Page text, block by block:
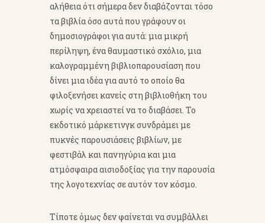
αλήθεια ότι σήμερα δεν διαβάζονται τόσο
τα βιβλία όσο αυτά που γράφουν οι
δημοσιογράφοι για αυτά: μια μικρή
περίληψη, ένα θαυμαστικό σχόλιο, μια
καλογραμμένη βιβλιοπαρουσίαση που
δίνει μια ιδέα για αυτό το οποίο θα
φιλοξενήσει κανείς στη βιβλιοθήκη του
χωρίς να χρειαστεί να το διαβάσει. Το
εκδοτικό μάρκετινγκ συνδράμει με
πυκνές παρουσιάσεις βιβλίων, με
φεστιβάλ και πανηγύρια και μια
ατμόσφαιρα αισιοδοξίας για την παρουσία
της λογοτεχνίας σε αυτόν τον κόσμο.
Τίποτε όμως δεν φαίνεται να συμβάλλει